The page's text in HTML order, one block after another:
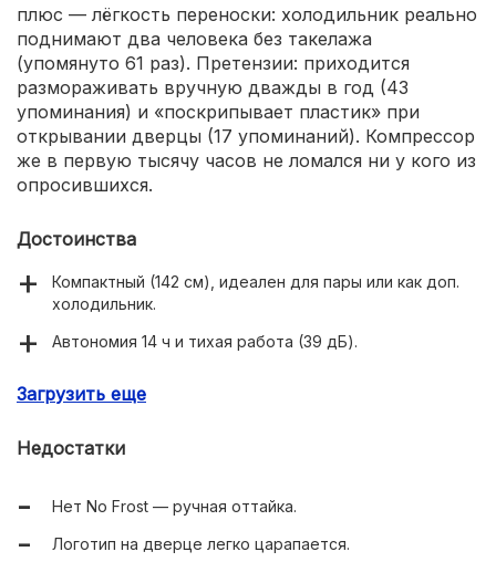
плюс — лёгкость переноски: холодильник реально
поднимают два человека без такелажа
(упомянуто 61 раз). Претензии: приходится
размораживать вручную дважды в год (43
упоминания) и «поскрипывает пластик» при
открывании дверцы (17 упоминаний). Компрессор
же в первую тысячу часов не ломался ни у кого из
опросившихся.
Достоинства
Компактный (142 см), идеален для пары или как доп.
холодильник.
Автономия 14 ч и тихая работа (39 дБ).
Загрузить еще
Недостатки
Нет No Frost — ручная оттайка.
Логотип на дверце легко царапается.